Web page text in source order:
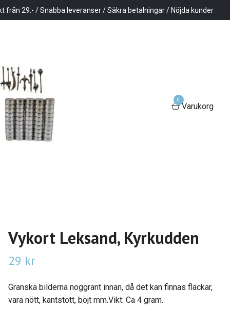
från 29:- / Snabba leveranser / Säkra betalningar / Nöjda kunder
0
Varukorg
Vykort Leksand, Kyrkudden
29 kr
Granska bilderna noggrant innan, då det kan finnas fläckar,
vara nött, kantstött, böjt mm.Vikt: Ca 4 gram.